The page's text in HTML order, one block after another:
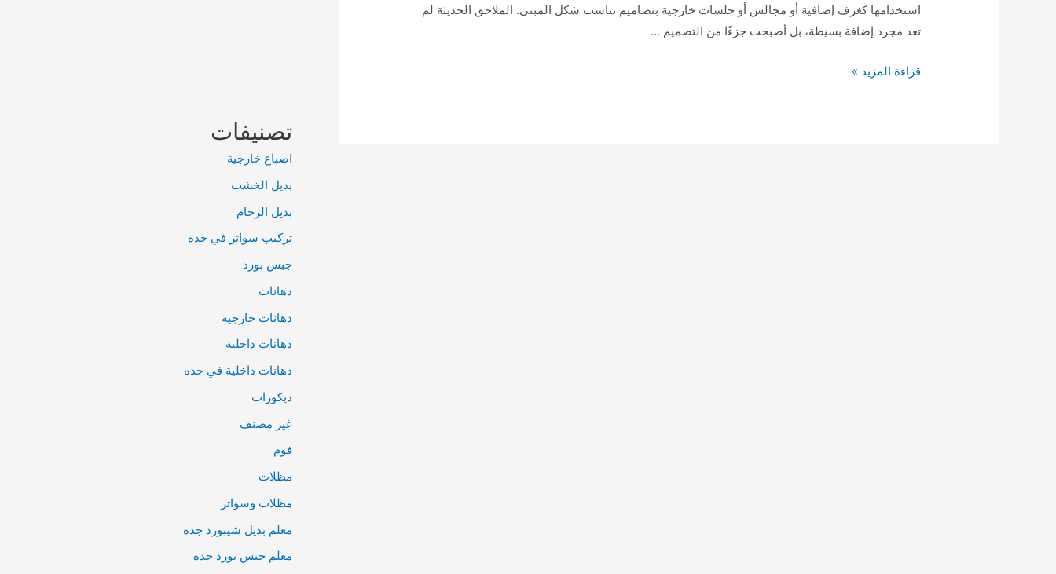
استخدامها كغرف إضافية أو مجالس أو جلسات خارجية بتصاميم تناسب شكل المبنى. الملاحق الحديثة لم
تعد مجرد إضافة بسيطة، بل أصبحت جزءًا من التصميم …
مقاول
قراءة المزيد »
تصنيفات
اصباغ خارجية
بديل الخشب
بديل الرخام
تركيب سواتر في جده
جبس بورد
دهانات
دهانات خارجية
دهانات داخلية
دهانات داخلية في جده
ديكورات
غير مصنف
فوم
مظلات
مظلات وسواتر
معلم بديل شيبورد جده
معلم جبس بورد جده